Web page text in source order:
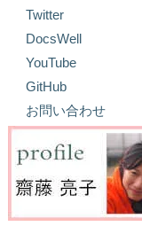
Twitter
DocsWell
YouTube
GitHub
お問い合わせ